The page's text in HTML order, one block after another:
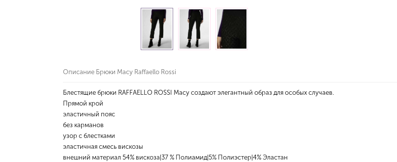
Описание Брюки Macy Raffaello Rossi
Блестящие брюки RAFFAELLO ROSSI Macy создают элегантный образ для особых случаев.
Прямой крой
эластичный пояс
без карманов
узор с блестками
эластичная смесь вискозы
внешний материал 54% вискоза|37 % Полиамид|5% Полиэстер|4% Эластан